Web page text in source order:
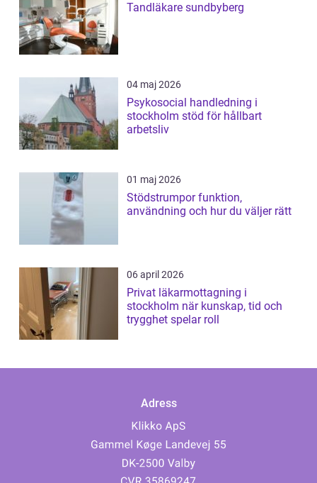
Tandläkare sundbyberg
04 maj 2026
Psykosocial handledning i
stockholm stöd för hållbart
arbetsliv
01 maj 2026
Stödstrumpor funktion,
användning och hur du väljer rätt
06 april 2026
Privat läkarmottagning i
stockholm när kunskap, tid och
trygghet spelar roll
Adress